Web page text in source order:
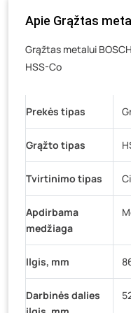
Veteranų g. 11,
Baravykų g. 1,
Vilniaus g. 89D,
K. Donelaičio g.
Šaltupės g. 64,
Apie Grąžtas
Grąžtas metalui
HSS-Co
Prekės tipas
Grąžto tipas
Tvirtinimo tipas
Apdirbama
medžiaga
Ilgis, mm
Darbinės dalies